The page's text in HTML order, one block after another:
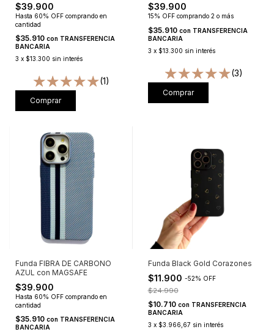
$39.900
Hasta 60% OFF comprando en
cantidad
$35.910 con TRANSFERENCIA
BANCARIA
3 x $13.300 sin interés
(1)
Comprar
$39.900
15% OFF comprando 2 o más
$35.910 con TRANSFERENCIA
BANCARIA
3 x $13.300 sin interés
(3)
Comprar
Funda FIBRA DE CARBONO
AZUL con MAGSAFE
$39.900
Hasta 60% OFF comprando en
cantidad
$35.910 con TRANSFERENCIA
BANCARIA
Funda Black Gold Corazones
$11.900 -52% OFF
$24.990
$10.710 con TRANSFERENCIA
BANCARIA
3 x $3.966,67 sin interés